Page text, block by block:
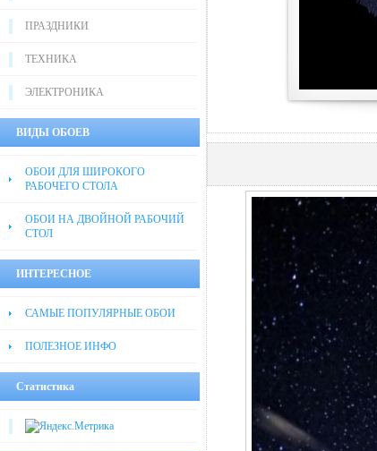
ПРАЗДНИКИ
ТЕХНИКА
ЭЛЕКТРОНИКА
ВИДЫ ОБОЕВ
ОБОИ ДЛЯ ШИРОКОГО
РАБОЧЕГО СТОЛА
ОБОИ НА ДВОЙНОЙ РАБОЧИЙ
СТОЛ
ИНТЕРЕСНОЕ
САМЫЕ ПОПУЛЯРНЫЕ ОБОИ
ПОЛЕЗНОЕ ИНФО
Статистика